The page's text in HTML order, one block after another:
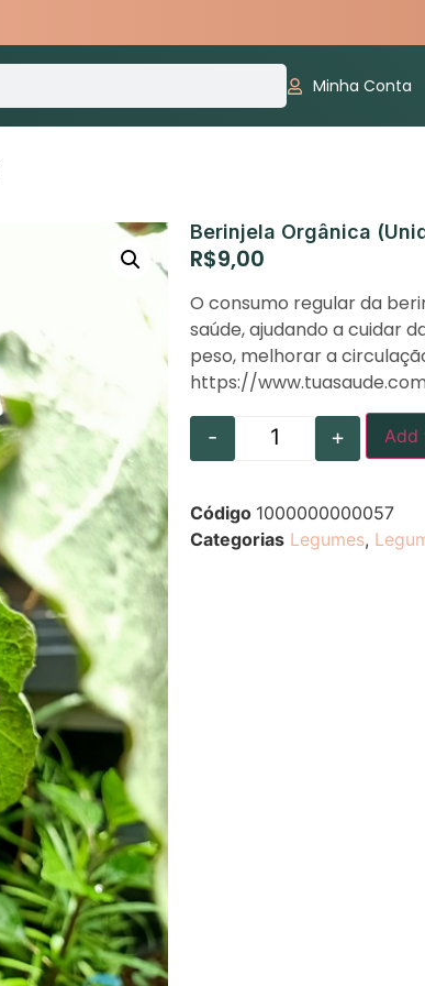
Minha Conta
Berinjela Orgânica
R$9,00
O consumo regular da
saúde, ajudando a cuidar
peso, melhorar a
https://
- + Add
Código 1000000000057
Categorias Legumes,